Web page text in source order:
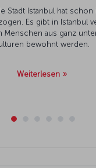
Stadt Istanbul hat schon
Es gibt in Istanbul
Menschen aus ganz
bewohnt werden.
Weiterlesen